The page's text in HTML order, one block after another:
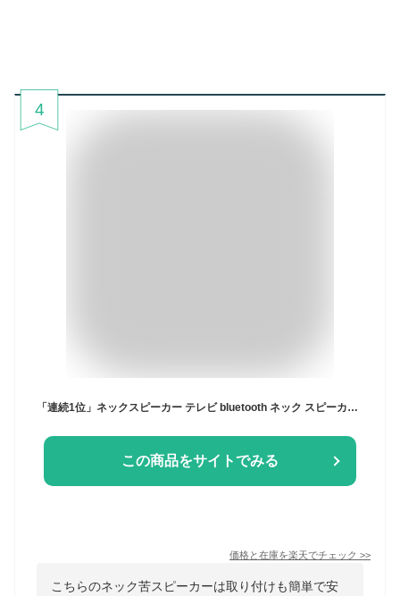
4
この商品をサイトでみる
価格と在庫を楽天でチェック >>
こちらのネック苦スピーカーは取り付けも簡単で安